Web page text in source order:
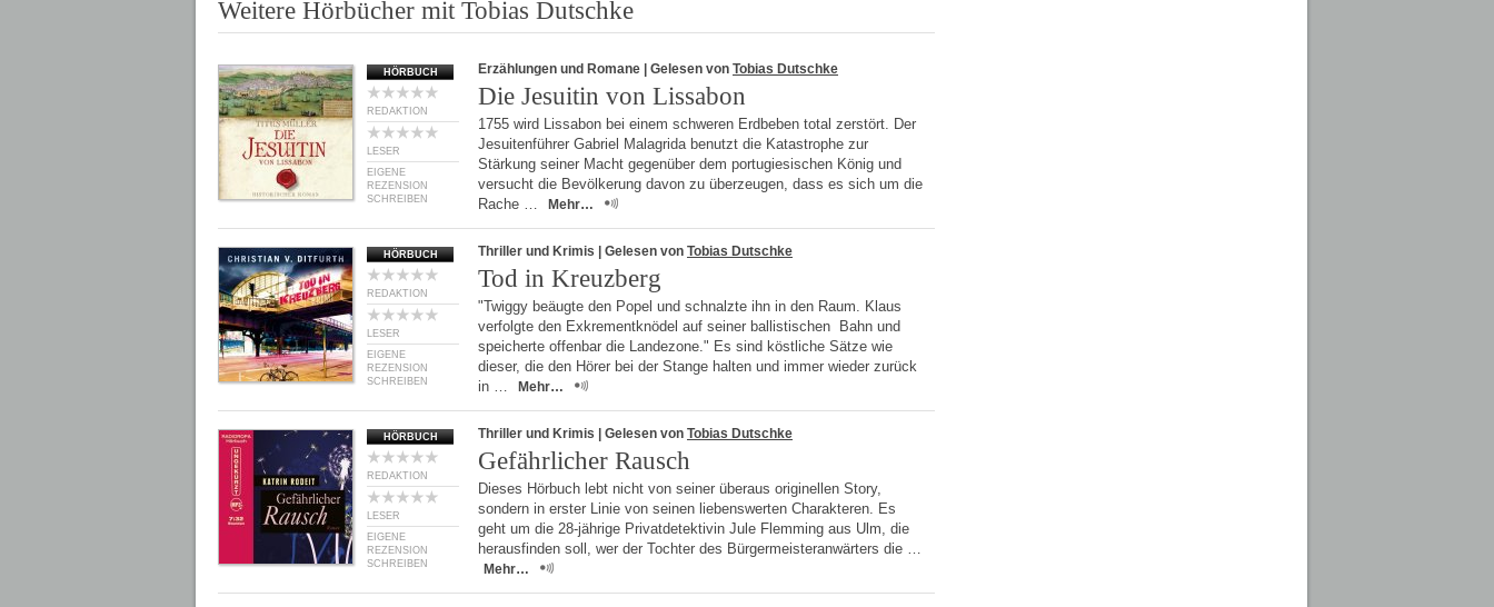
Weitere Hörbücher mit Tobias Dutschke
HÖRBUCH
REDAKTION
LESER
EIGENE
REZENSION
SCHREIBEN
Erzählungen und Romane | Gelesen von Tobias Dutschke
Die Jesuitin von Lissabon
1755 wird Lissabon bei einem schweren Erdbeben total zerstört. Der
Jesuitenführer Gabriel Malagrida benutzt die Katastrophe zur
Stärkung seiner Macht gegenüber dem portugiesischen König und
versucht die Bevölkerung davon zu überzeugen, dass es sich um die
Rache …
Mehr…
HÖRBUCH
REDAKTION
LESER
EIGENE
REZENSION
SCHREIBEN
Thriller und Krimis | Gelesen von Tobias Dutschke
Tod in Kreuzberg
"Twiggy beäugte den Popel und schnalzte ihn in den Raum. Klaus
verfolgte den Exkrementknödel auf seiner ballistischen Bahn und
speicherte offenbar die Landezone." Es sind köstliche Sätze wie
dieser, die den Hörer bei der Stange halten und immer wieder zurück
in …
Mehr…
HÖRBUCH
REDAKTION
LESER
EIGENE
REZENSION
SCHREIBEN
Thriller und Krimis | Gelesen von Tobias Dutschke
Gefährlicher Rausch
Dieses Hörbuch lebt nicht von seiner überaus originellen Story,
sondern in erster Linie von seinen liebenswerten Charakteren. Es
geht um die 28-jährige Privatdetektivin Jule Flemming aus Ulm, die
herausfinden soll, wer der Tochter des Bürgermeisteranwärters die …
Mehr…